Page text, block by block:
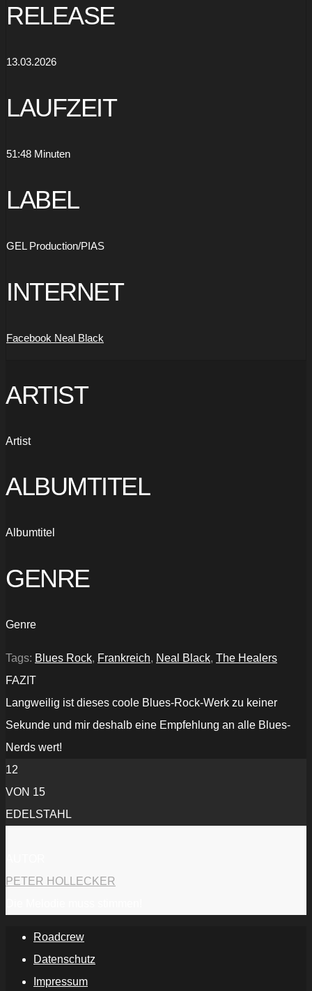
RELEASE
13.03.2026
LAUFZEIT
51:48 Minuten
LABEL
GEL Production/PIAS
INTERNET
Facebook Neal Black
ARTIST
Artist
ALBUMTITEL
Albumtitel
GENRE
Genre
Tags: Blues Rock, Frankreich, Neal Black, The Healers
FAZIT
Langweilig ist dieses coole Blues-Rock-Werk zu keiner
Sekunde und mir deshalb eine Empfehlung an alle Blues-
Nerds wert!
12
VON 15
EDELSTAHL
PETER HOLLECKER
Roadcrew
Datenschutz
Impressum